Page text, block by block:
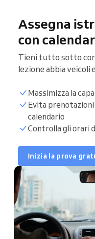
Assegna
con
Tieni tutto sotto
lezione abbia
Massimizza la
Evita
calendario
Controlla gli orari
Inizia la prova